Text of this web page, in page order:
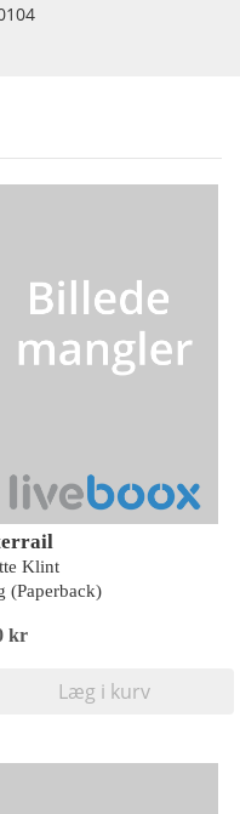
Klint
(Paperback)
kr
Læg i kurv